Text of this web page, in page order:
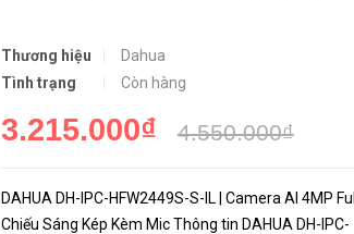
Thương hiệu
Dahua
Tình trạng
Còn hàng
3.215.000₫ 4.550.000₫
DAHUA DH-IPC-HFW2449S-S-IL | Camera AI 4MP
Chiếu Sáng Kép Kèm Mic Thông tin DAHUA DH-IPC-